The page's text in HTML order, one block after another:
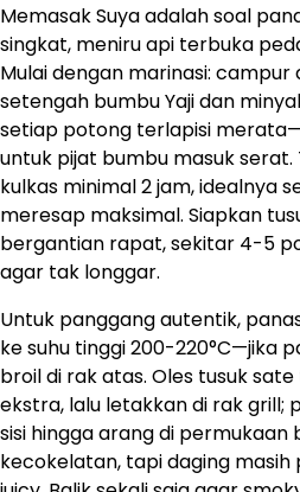
Memasak Suya adalah soal
singkat, meniru api terbuka
Mulai dengan marinasi:
setengah bumbu Yaji dan
setiap potong terlapisi
untuk pijat bumbu masuk serat.
kulkas minimal 2 jam, idealnya
meresap maksimal. Siapkan
bergantian rapat, sekitar 4-5
agar tak longgar.
Untuk panggang autentik,
ke suhu tinggi 200-220°C—jika
broil di rak atas. Oles tusuk
ekstra, lalu letakkan di rak
sisi hingga arang di permukaan
kecokelatan, tapi daging masih